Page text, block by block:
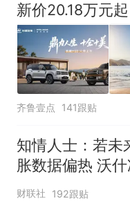
新价20.18万元起
齐鲁壹点 141跟贴
知情人士：若未
胀数据偏热 沃什
息
财联社 192跟贴